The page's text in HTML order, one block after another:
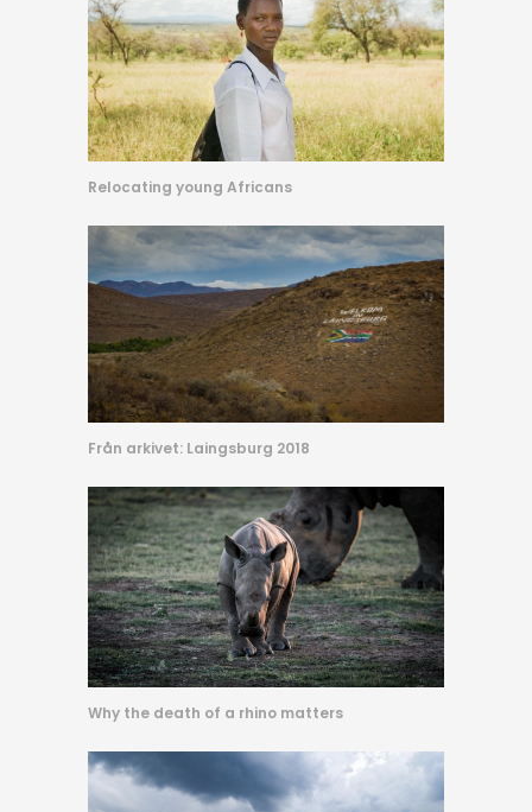
Relocating young Africans
Från arkivet: Laingsburg 2018
Why the death of a rhino matters